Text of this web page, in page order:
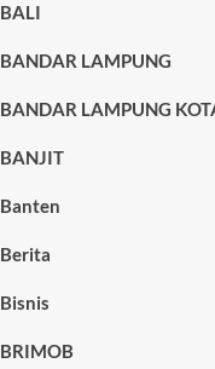
BALI
BANDAR LAMPUNG
BANDAR LAMPUNG
BANJIT
Banten
Berita
Bisnis
BRIMOB